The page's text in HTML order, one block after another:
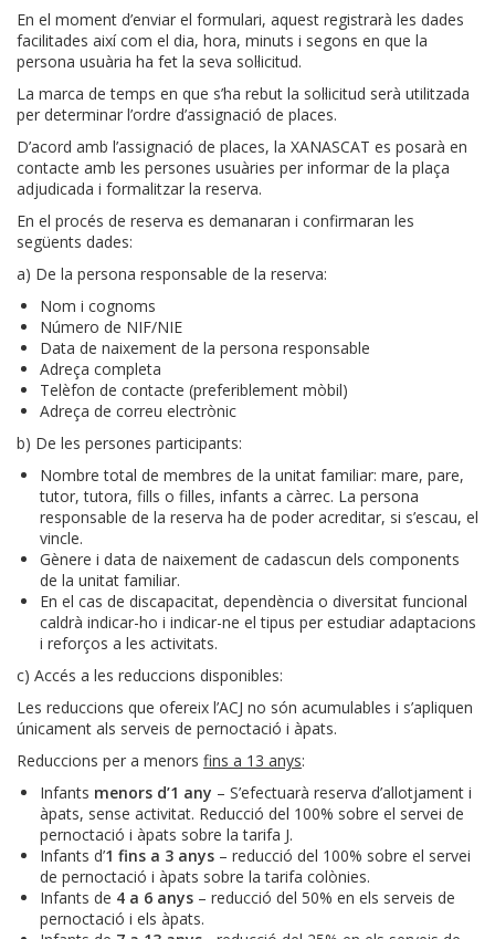
En el moment d’enviar el formulari, aquest registrarà les dades
facilitades així com el dia, hora, minuts i segons en que la
persona usuària ha fet la seva sol·licitud.
La marca de temps en que s’ha rebut la sol·licitud serà utilitzada
per determinar l’ordre d’assignació de places.
D’acord amb l’assignació de places, la XANASCAT es posarà en
contacte amb les persones usuàries per informar de la plaça
adjudicada i formalitzar la reserva.
En el procés de reserva es demanaran i confirmaran les
següents dades:
a) De la persona responsable de la reserva:
Nom i cognoms
Número de NIF/NIE
Data de naixement de la persona responsable
Adreça completa
Telèfon de contacte (preferiblement mòbil)
Adreça de correu electrònic
b) De les persones participants:
Nombre total de membres de la unitat familiar: mare, pare,
tutor, tutora, fills o filles, infants a càrrec. La persona
responsable de la reserva ha de poder acreditar, si s’escau, el
vincle.
Gènere i data de naixement de cadascun dels components
de la unitat familiar.
En el cas de discapacitat, dependència o diversitat funcional
caldrà indicar-ho i indicar-ne el tipus per estudiar adaptacions
i reforços a les activitats.
c) Accés a les reduccions disponibles:
Les reduccions que ofereix l’ACJ no són acumulables i s’apliquen
únicament als serveis de pernoctació i àpats.
Reduccions per a menors fins a 13 anys:
Infants menors d’1 any – S’efectuarà reserva d’allotjament i
àpats, sense activitat. Reducció del 100% sobre el servei de
pernoctació i àpats sobre la tarifa J.
Infants d’1 fins a 3 anys – reducció del 100% sobre el servei
de pernoctació i àpats sobre la tarifa colònies.
Infants de 4 a 6 anys – reducció del 50% en els serveis de
pernoctació i els àpats.